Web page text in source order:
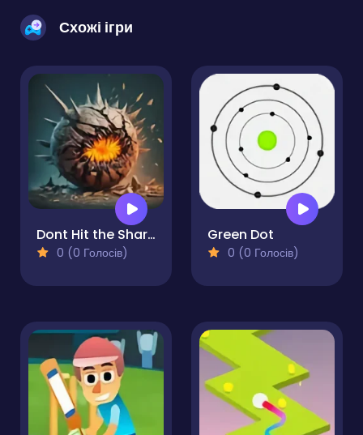
Схожі ігри
Dont Hit the Sharp!
0 (0 Голосів)
Green Dot
0 (0 Голосів)